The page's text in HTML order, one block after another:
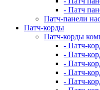
- Патч
Патч-панели
Патч-корды
Патч-корды
- Патч-
- Патч-
- Патч-
- Патч-
- Патч-